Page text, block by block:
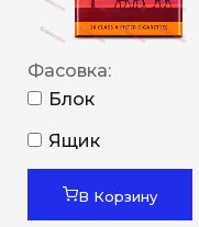
Фасовка:
Блок
Ящик
В Корзину